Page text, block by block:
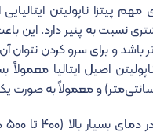
پیتزا ناپولیتن
نسبت به پنیر دارد. این
و برای سرو کردن نتوان
اصیل ایتالیا